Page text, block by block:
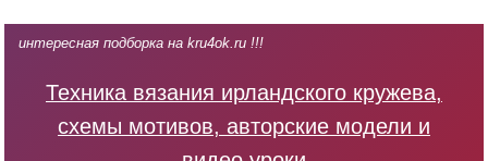
интересная подборка на kru4ok.ru !!!
Техника вязания ирландского кружева,
схемы мотивов, авторские модели и